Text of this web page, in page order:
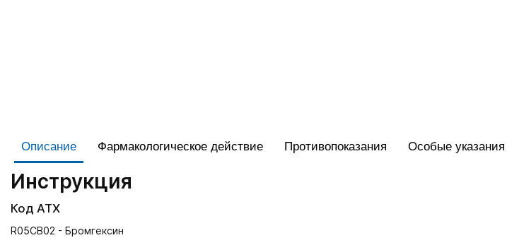
Описание Фармакологическое действие Противопоказания Особые указания
Инструкция
Код АТХ
R05CB02 - Бромгексин